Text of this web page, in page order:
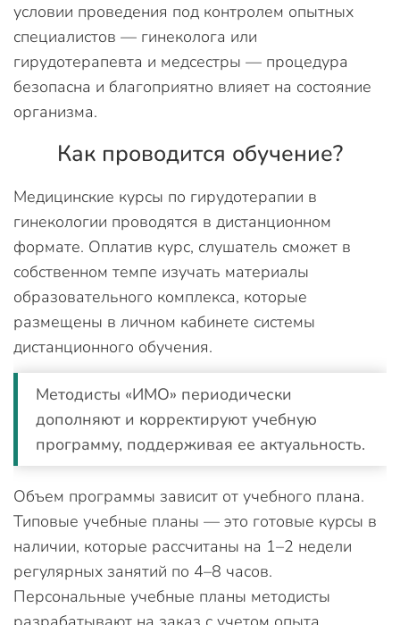
условии проведения под контролем опытных
специалистов — гинеколога или
гирудотерапевта и медсестры — процедура
безопасна и благоприятно влияет на состояние
организма.
Как проводится обучение?
Медицинские курсы по гирудотерапии в
гинекологии проводятся в дистанционном
формате. Оплатив курс, слушатель сможет в
собственном темпе изучать материалы
образовательного комплекса, которые
размещены в личном кабинете системы
дистанционного обучения.
Методисты «ИМО» периодически
дополняют и корректируют учебную
программу, поддерживая ее актуальность.
Объем программы зависит от учебного плана.
Типовые учебные планы — это готовые курсы в
наличии, которые рассчитаны на 1–2 недели
регулярных занятий по 4–8 часов.
Персональные учебные планы методисты